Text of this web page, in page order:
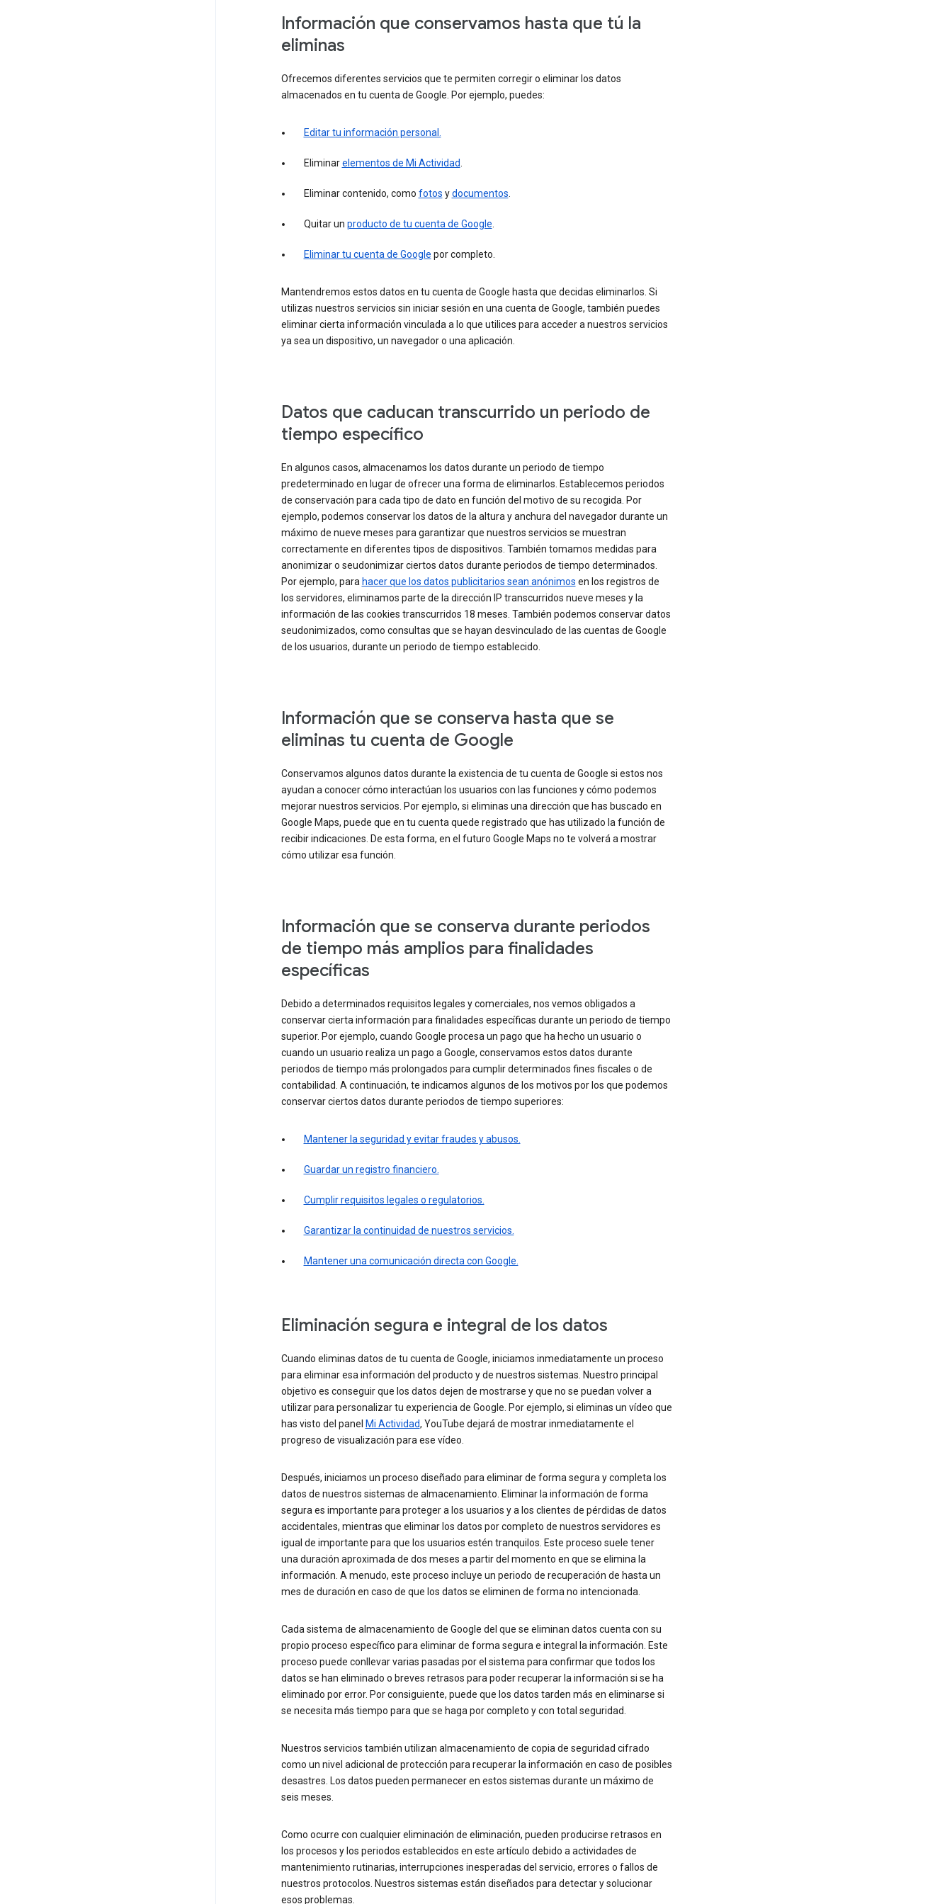
Información que conservamos hasta que tú la
eliminas
Ofrecemos diferentes servicios que te permiten corregir o eliminar los datos
almacenados en tu cuenta de Google. Por ejemplo, puedes:
Editar tu información personal.
Eliminarelementos de Mi Actividad.
Eliminar contenido, como fotos ydocumentos.
Quitar un producto de tu cuenta de Google.
Eliminar tu cuenta de Google por completo.
Mantendremos estos datos en tu cuenta de Google hasta que decidas eliminarlos. Si
utilizas nuestros servicios sin iniciar sesión en una cuenta de Google, también puedes
eliminar cierta información vinculada a lo que utilices para acceder a nuestros servicios
ya sea un dispositivo, un navegador o una aplicación.
Datos que caducan transcurrido un periodo de
tiempo específico
En algunos casos, almacenamos los datos durante un periodo de tiempo
predeterminado en lugar de ofrecer una forma de eliminarlos. Establecemos periodos
de conservación para cada tipo de dato en función del motivo de su recogida. Por
ejemplo, podemos conservar los datos de la altura y anchura del navegador durante un
máximo de nueve meses para garantizar que nuestros servicios se muestran
correctamente en diferentes tipos de dispositivos. También tomamos medidas para
anonimizar o seudonimizar ciertos datos durante periodos de tiempo determinados.
Por ejemplo, para hacer que los datos publicitarios sean anónimos en los registros de
los servidores, eliminamos parte de la dirección IP transcurridos nueve meses y la
información de las cookies transcurridos 18 meses. También podemos conservar datos
seudonimizados, como consultas que se hayan desvinculado de las cuentas de Google
de los usuarios, durante un periodo de tiempo establecido.
Información que se conserva hasta que se
eliminas tu cuenta de Google
Conservamos algunos datos durante la existencia de tu cuenta de Google si estos nos
ayudan a conocer cómo interactúan los usuarios con las funciones y cómo podemos
mejorar nuestros servicios. Por ejemplo, si eliminas una dirección que has buscado en
Google Maps, puede que en tu cuenta quede registrado que has utilizado la función de
recibir indicaciones. De esta forma, en el futuro Google Maps no te volverá a mostrar
cómo utilizar esa función.
Información que se conserva durante periodos
de tiempo más amplios para finalidades
específicas
Debido a determinados requisitos legales y comerciales, nos vemos obligados a
conservar cierta información para finalidades específicas durante un periodo de tiempo
superior. Por ejemplo, cuando Google procesa un pago que ha hecho un usuario o
cuando un usuario realiza un pago a Google, conservamos estos datos durante
periodos de tiempo más prolongados para cumplir determinados fines fiscales o de
contabilidad. A continuación, te indicamos algunos de los motivos por los que podemos
conservar ciertos datos durante periodos de tiempo superiores:
Mantener la seguridad y evitar fraudes y abusos.
Guardar un registro financiero.
Cumplir requisitos legales o regulatorios.
Garantizar la continuidad de nuestros servicios.
Mantener una comunicación directa con Google.
Eliminación segura e integral de los datos
Cuando eliminas datos de tu cuenta de Google, iniciamos inmediatamente un proceso
para eliminar esa información del producto y de nuestros sistemas. Nuestro principal
objetivo es conseguir que los datos dejen de mostrarse y que no se puedan volver a
utilizar para personalizar tu experiencia de Google. Por ejemplo, si eliminas un vídeo que
has visto del panel Mi Actividad, YouTube dejará de mostrar inmediatamente el
progreso de visualización para ese vídeo.
Después, iniciamos un proceso diseñado para eliminar de forma segura y completa los
datos de nuestros sistemas de almacenamiento. Eliminar la información de forma
segura es importante para proteger a los usuarios y a los clientes de pérdidas de datos
accidentales, mientras que eliminar los datos por completo de nuestros servidores es
igual de importante para que los usuarios estén tranquilos. Este proceso suele tener
una duración aproximada de dos meses a partir del momento en que se elimina la
información. A menudo, este proceso incluye un periodo de recuperación de hasta un
mes de duración en caso de que los datos se eliminen de forma no intencionada.
Cada sistema de almacenamiento de Google del que se eliminan datos cuenta con su
propio proceso específico para eliminar de forma segura e integral la información. Este
proceso puede conllevar varias pasadas por el sistema para confirmar que todos los
datos se han eliminado o breves retrasos para poder recuperar la información si se ha
eliminado por error. Por consiguiente, puede que los datos tarden más en eliminarse si
se necesita más tiempo para que se haga por completo y con total seguridad.
Nuestros servicios también utilizan almacenamiento de copia de seguridad cifrado
como un nivel adicional de protección para recuperar la información en caso de posibles
desastres. Los datos pueden permanecer en estos sistemas durante un máximo de
seis meses.
Como ocurre con cualquier eliminación de eliminación, pueden producirse retrasos en
los procesos y los periodos establecidos en este artículo debido a actividades de
mantenimiento rutinarias, interrupciones inesperadas del servicio, errores o fallos de
nuestros protocolos. Nuestros sistemas están diseñados para detectar y solucionar
esos problemas.